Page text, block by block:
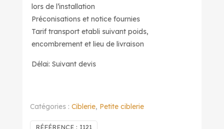
lors de l’installation
Préconisations et notice fournies
Tarif transport etabli suivant poids,
encombrement et lieu de livraison
Délai: Suivant devis
Catégories : Ciblerie, Petite ciblerie
RÉFÉRENCE : I121